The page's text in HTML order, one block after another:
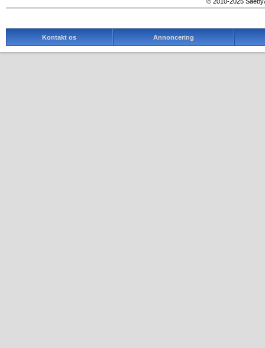
Kontakt os Annoncering